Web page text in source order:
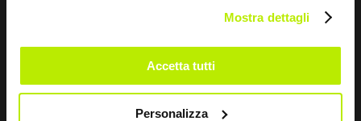
Mostra dettagli
Accetta tutti
Personalizza
Via dei Fornaciai, 9, 06081 Assisi (PG) - Italy
+39 075 804 37 47